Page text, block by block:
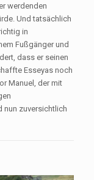
werdenden
Und tatsächlich
in
Fußgänger und
dass er seinen
Esseyas noch
Manuel, der mit
nun zuversichtlich